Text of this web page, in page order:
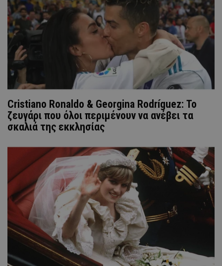
Cristiano Ronaldo & Georgina Rodríguez: Το
ζευγάρι που όλοι περιμένουν να ανέβει τα
σκαλιά της εκκλησίας